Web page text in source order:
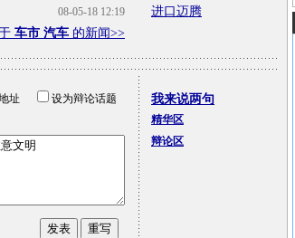
08-05-18 12:19
车市 汽车 的新闻>>
进口迈腾
地址
设为辩论话题
我来说两句
精华区
辩论区